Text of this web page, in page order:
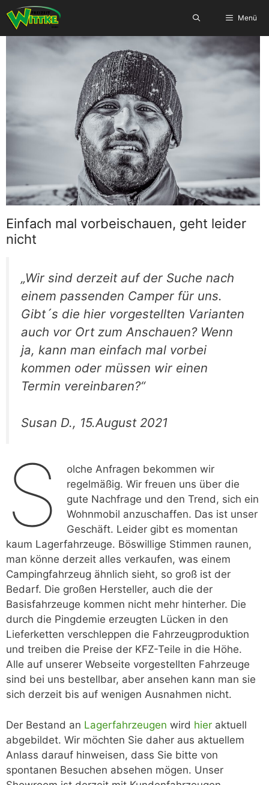
Zum
Inhalt
springen
Menü
Einfach mal vorbeischauen, geht leider
nicht
„Wir sind derzeit auf der Suche nach
einem passenden Camper für uns.
Gibt´s die hier vorgestellten Varianten
auch vor Ort zum Anschauen? Wenn
ja, kann man einfach mal vorbei
kommen oder müssen wir einen
Termin vereinbaren?“
Susan D., 15.August 2021
S
olche Anfragen bekommen wir
regelmäßig. Wir freuen uns über die
gute Nachfrage und den Trend, sich ein
Wohnmobil anzuschaffen. Das ist unser
Geschäft. Leider gibt es momentan
kaum Lagerfahrzeuge. Böswillige Stimmen raunen,
man könne derzeit alles verkaufen, was einem
Campingfahrzeug ähnlich sieht, so groß ist der
Bedarf. Die großen Hersteller, auch die der
Basisfahrzeuge kommen nicht mehr hinterher. Die
durch die Pingdemie erzeugten Lücken in den
Lieferketten verschleppen die Fahrzeugproduktion
und treiben die Preise der KFZ-Teile in die Höhe.
Alle auf unserer Webseite vorgestellten Fahrzeuge
sind bei uns bestellbar, aber ansehen kann man sie
sich derzeit bis auf wenigen Ausnahmen nicht.
Der Bestand an Lagerfahrzeugen wird hier aktuell
abgebildet. Wir möchten Sie daher aus aktuellem
Anlass darauf hinweisen, dass Sie bitte von
spontanen Besuchen absehen mögen. Unser